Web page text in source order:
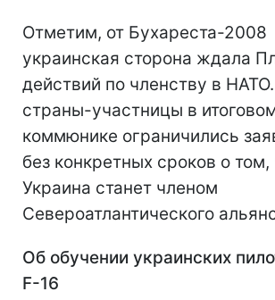
Отметим, от Бухареста-2008
украинская сторона ждала
действий по членству в
страны-участницы в
коммюнике ограничились
без конкретных сроков о том,
Украина станет членом
Североатлантического
Об обучении украинских
F-16